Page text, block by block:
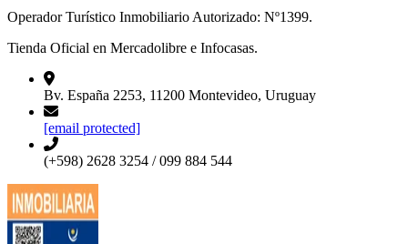
Operador Turístico Inmobiliario Autorizado: Nº1399.
Tienda Oficial en Mercadolibre e Infocasas.
Bv. España 2253, 11200 Montevideo, Uruguay
[email protected]
(+598) 2628 3254 / 099 884 544